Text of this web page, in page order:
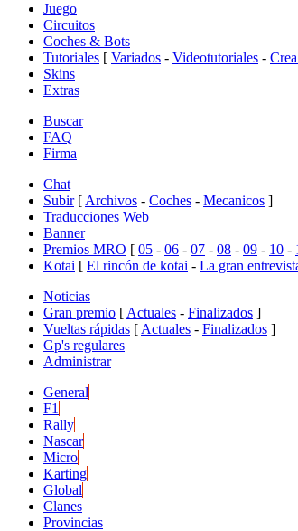
Juego
Circuitos
Coches & Bots
Tutoriales [ Variados - Videotutoriales -
Skins
Extras
Buscar
FAQ
Firma
Chat
Subir [ Archivos - Coches - Mecanicos ]
Traducciones Web
Banner
Premios MRO [ 05 - 06 - 07 - 08 - 09 - 10 -
Kotai [ El rincón de kotai - La gran
Noticias
Gran premio [ Actuales - Finalizados ]
Vueltas rápidas [ Actuales - Finalizados ]
Gp's regulares
Administrar
General
F1
Rally
Nascar
Micro
Karting
Global
Clanes
Provincias